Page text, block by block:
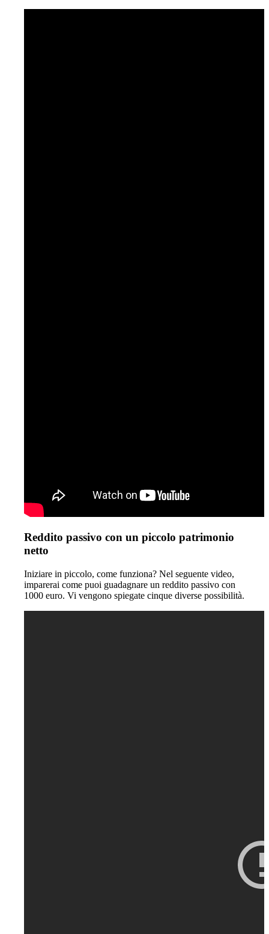
Reddito passivo con un piccolo patrimonio
netto
Iniziare in piccolo, come funziona? Nel seguente video,
imparerai come puoi guadagnare un reddito passivo con
1000 euro. Vi vengono spiegate cinque diverse possibilità.